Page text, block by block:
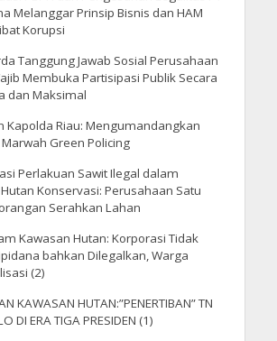
Melanggar Prinsip Bisnis dan HAM
Korupsi
Tanggung Jawab Sosial Perusahaan
Membuka Partisipasi Publik Secara
dan Maksimal
Kapolda Riau: Mengumandangkan
Green Policing
Perlakuan Sawit Ilegal dalam
Konservasi: Perusahaan Satu
Serahkan Lahan
Kawasan Hutan: Korporasi Tidak
bahkan Dilegalkan, Warga
(2)
KAWASAN HUTAN:”PENERTIBAN” TN
DI ERA TIGA PRESIDEN (1)